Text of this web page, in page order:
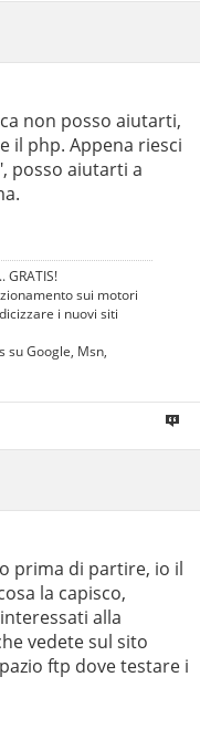
non posso aiutarti,
il php. Appena riesci
posso aiutarti a
sui motori
i nuovi siti
su Google, Msn,
prima di partire, io il
la capisco,
alla
vedete sul sito
ftp dove testare i